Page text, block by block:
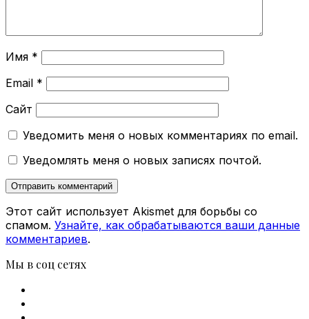
Имя *
Email *
Сайт
Уведомить меня о новых комментариях по email.
Уведомлять меня о новых записях почтой.
Этот сайт использует Akismet для борьбы со
спамом. Узнайте, как обрабатываются ваши данные
комментариев.
Мы в соц сетях